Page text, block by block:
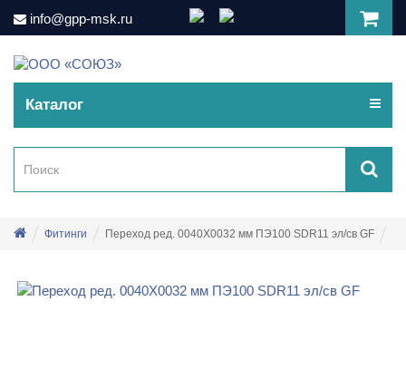
info@gpp-msk.ru
Каталог
Фитинги Переход ред. 0040Х0032 мм ПЭ100 SDR11 эл/св GF